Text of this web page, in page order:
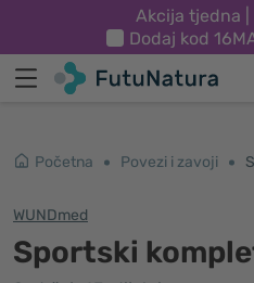
Akcija tjedna |
Dodaj kod
Početna Povezi i zavoji
WUNDmed
Sportski